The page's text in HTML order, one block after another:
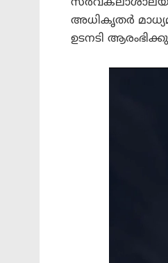
അധികൃതർ
ഉടനടി